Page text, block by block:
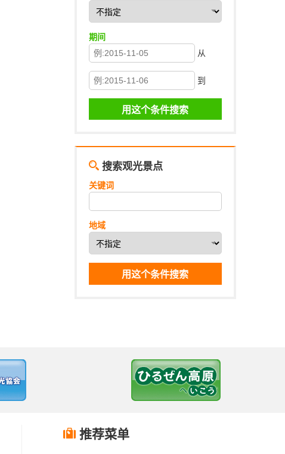
期间
从
到
搜索观光景点
关键词
地域
推荐菜单